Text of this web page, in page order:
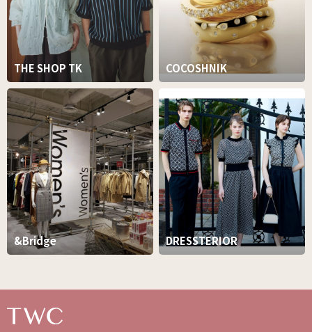
THE SHOP TK COCOSHNIK
&Bridge DRESSTERIOR